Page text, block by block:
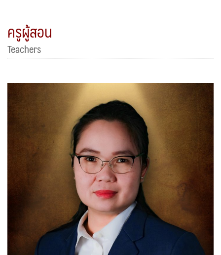
ครูผู้สอน
Teachers